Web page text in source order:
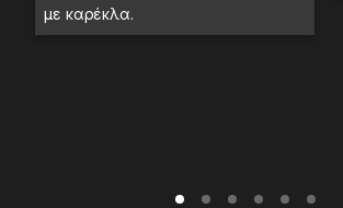
με καρέκλα.